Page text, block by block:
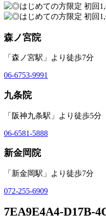
森ノ宮院
「森ノ宮駅」より徒歩7分
06-6753-9991
九条院
「阪神九条駅」より徒歩5分
06-6581-5888
新金岡院
「新金岡駅」より徒歩7分
072-255-6909
7EA9E4A4-D17B-